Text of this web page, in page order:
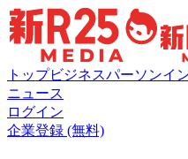
トップビジネスパーソンイ
ニュース
ログイン
企業登録 (無料)